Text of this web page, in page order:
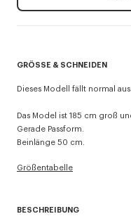
GRÖSSE & SCHNEIDEN
Dieses Modell fällt normal
Das Model ist 185 cm groß
Gerade Passform.
Beinlänge 50 cm.
Größentabelle
BESCHREIBUNG